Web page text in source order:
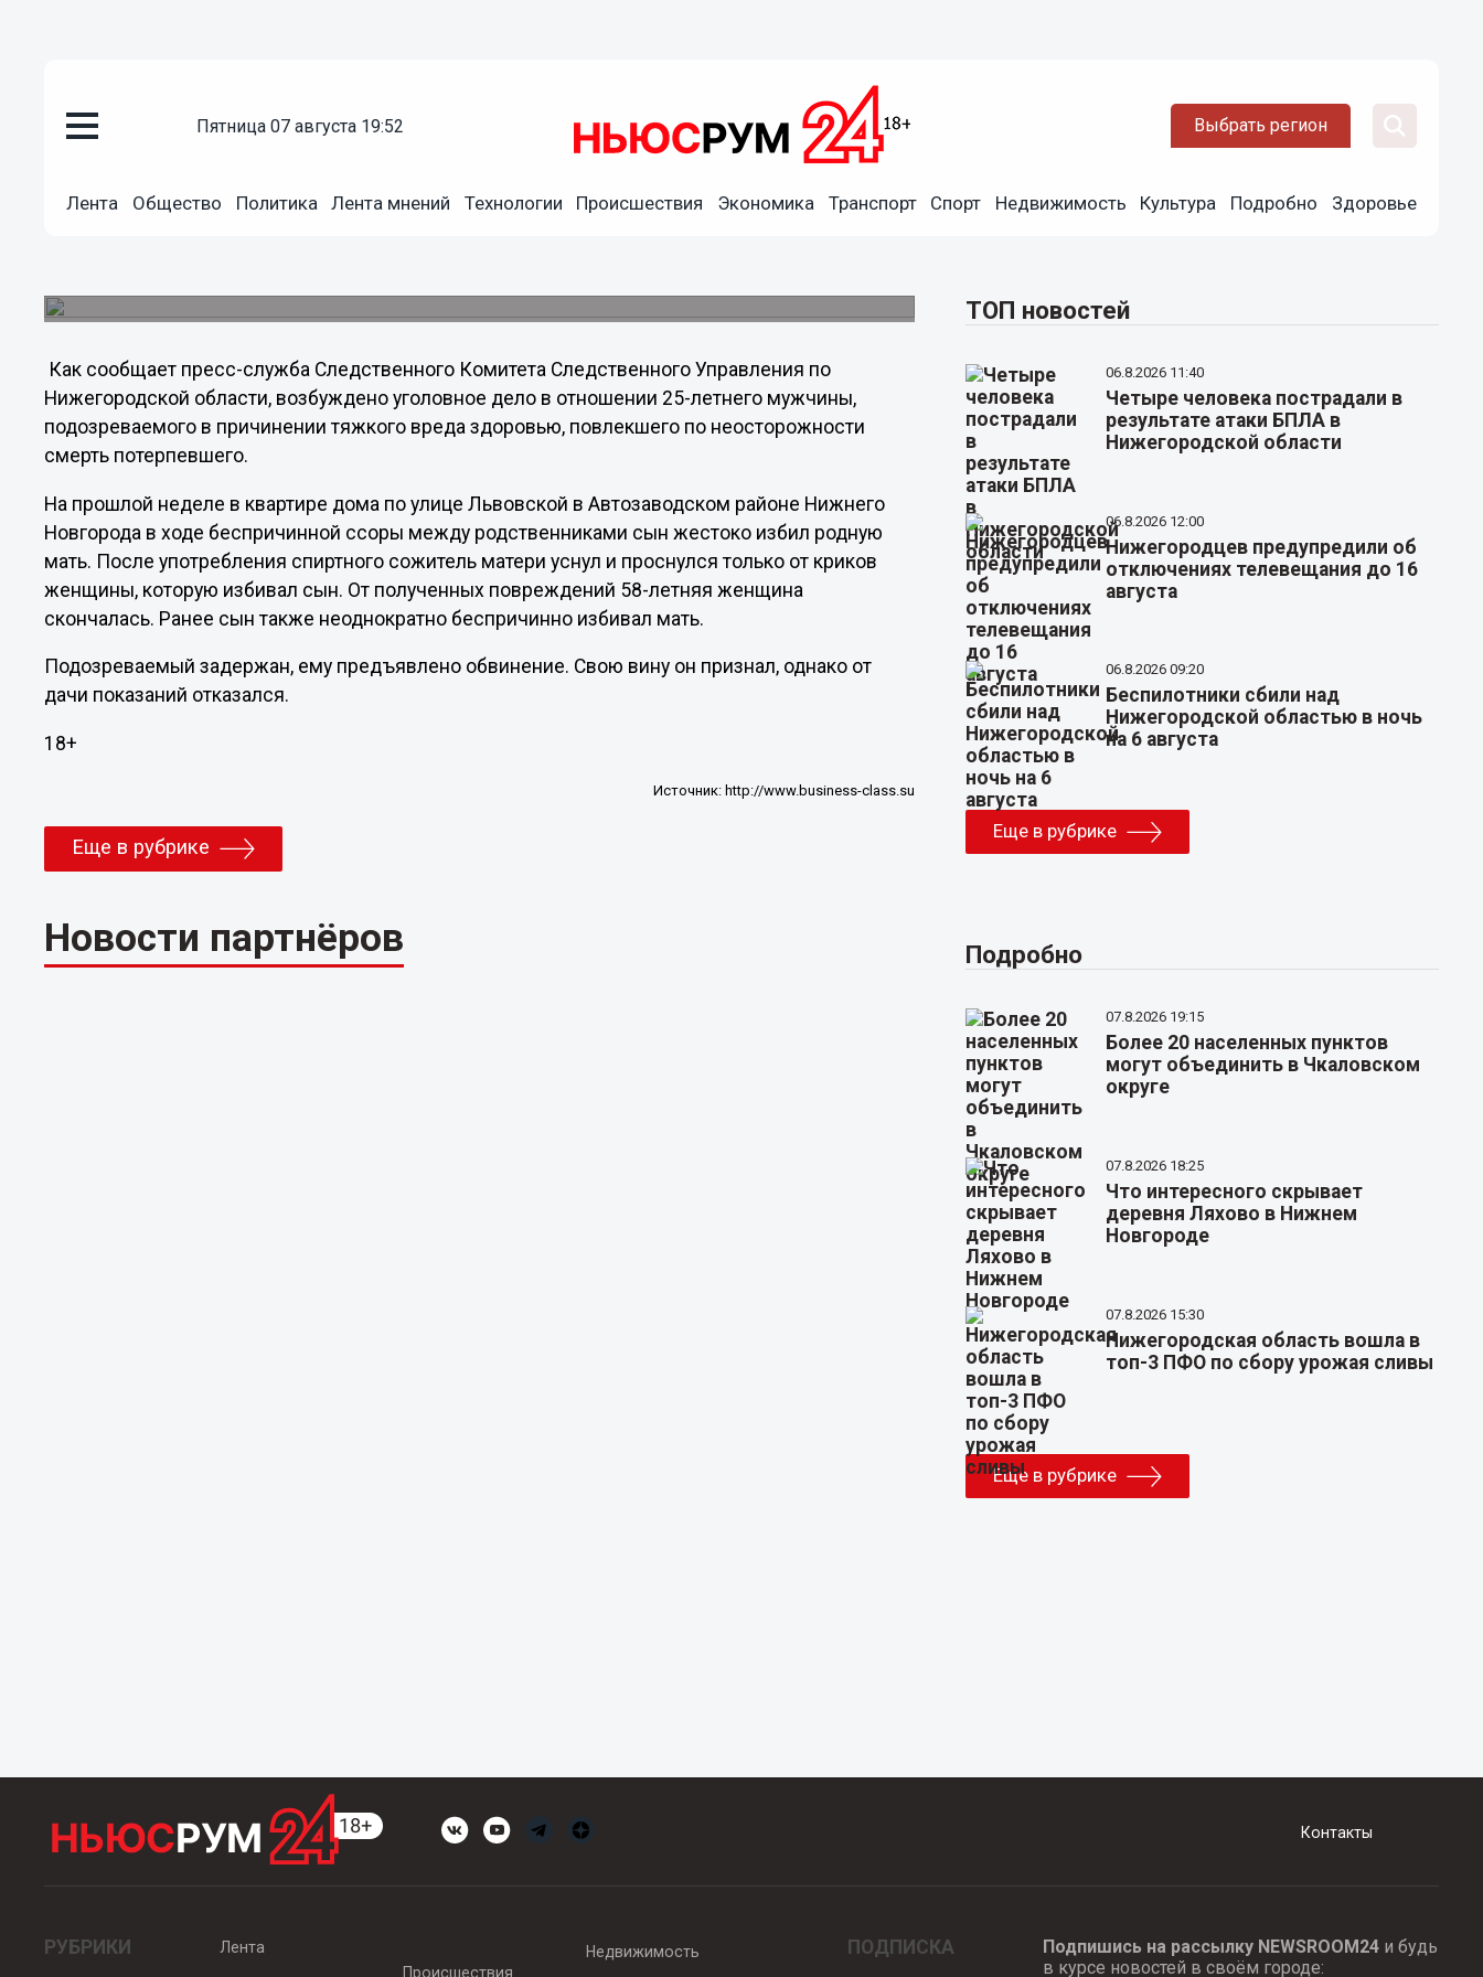
пятница 07 августа 19:52 Выбрать регион
Лента Общество Политика Лента мнений Технологии Происшествия Экономика Транспорт Спорт Недвижимость Культура Подробно Здоровье
Молодой нижегородец до смерти забил мать на глазах у ее
Как сообщает пресс-служба Следственного Комитета Следственного Управления по
Нижегородской области, возбуждено уголовное дело в отношении 25-летнего мужчины,
подозреваемого в причинении тяжкого вреда здоровью, повлекшего по неосторожности
смерть потерпевшего.
На прошлой неделе в квартире дома по улице Львовской в Автозаводском районе Нижнего
Новгорода в ходе беспричинной ссоры между родственниками сын жестоко избил родную
мать. После употребления спиртного сожитель матери уснул и проснулся только от криков
женщины, которую избивал сын. От полученных повреждений 58-летняя женщина
скончалась. Ранее сын также неоднократно беспричинно избивал мать.
Подозреваемый задержан, ему предъявлено обвинение. Свою вину он признал, однако от
дачи показаний отказался.
18+
Источник: http://www.business-class.su
Еще в рубрике
Новости партнёров
ТОП новостей
06.8.2026 11:40
Четыре человека пострадали в
результате атаки БПЛА в
Нижегородской области
06.8.2026 12:00
Нижегородцев предупредили об
отключениях телевещания до 16
августа
06.8.2026 09:20
Беспилотники сбили над
Нижегородской областью в ночь
на 6 августа
Еще в рубрике
Подробно
07.8.2026 19:15
Более 20 населенных пунктов
могут объединить в Чкаловском
округе
07.8.2026 18:25
Что интересного скрывает
деревня Ляхово в Нижнем
Новгороде
07.8.2026 15:30
Нижегородская область вошла в
топ-3 ПФО по сбору урожая сливы
Еще в рубрике
Контакты
РУБРИКИ
Лента
Происшествия
Недвижимость ПОДПИСКА Подпишись на рассылку NEWSROOM24и будь
в курсе новостей в своём городе: